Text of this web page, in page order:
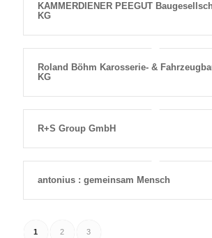
KAMMERDIENER PEEGUT
KG
Roland Böhm Karosserie- &
KG
R+S Group GmbH
antonius : gemeinsam Mensch
1 2 3